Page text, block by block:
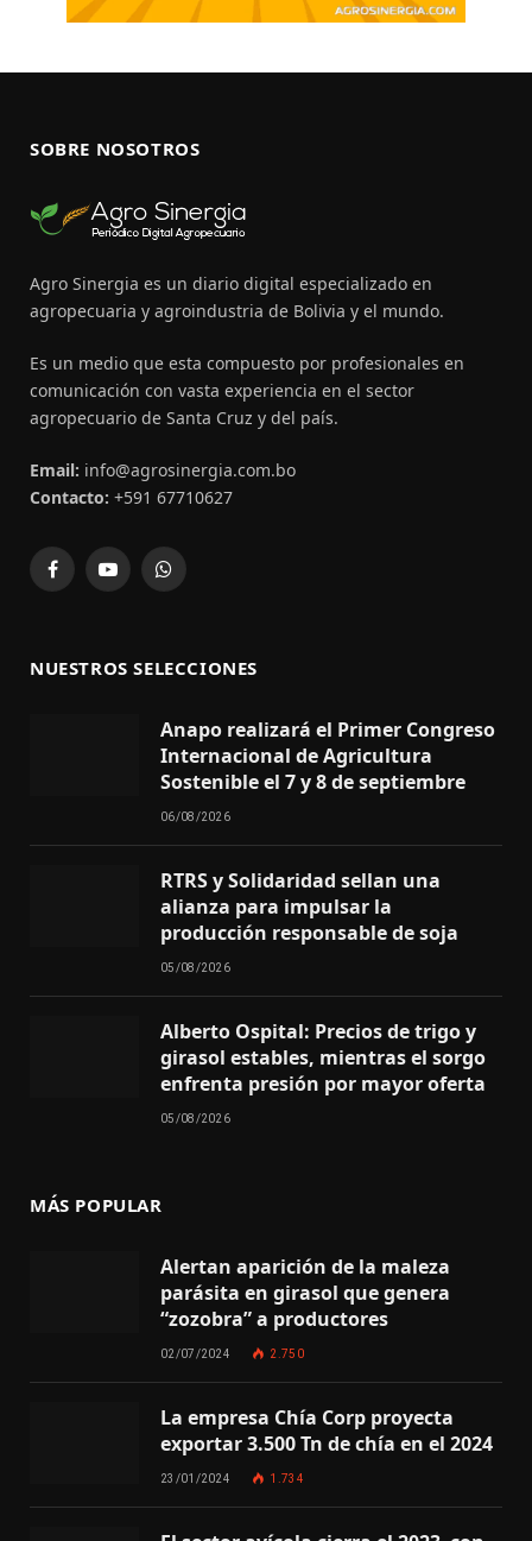
SOBRE NOSOTROS
Agro Sinergia es un diario digital especializado en
agropecuaria y agroindustria de Bolivia y el mundo.
Es un medio que esta compuesto por profesionales en
comunicación con vasta experiencia en el sector
agropecuario de Santa Cruz y del país.
Email: info@agrosinergia.com.bo
Contacto: +591 67710627
FacebookYouTubeWhatsApp
NUESTROS SELECCIONES
Anapo realizará el Primer Congreso
Internacional de Agricultura
Sostenible el 7 y 8 de septiembre
06/08/2026
RTRS y Solidaridad sellan una
alianza para impulsar la
producción responsable de soja
05/08/2026
Alberto Ospital: Precios de trigo y
girasol estables, mientras el sorgo
enfrenta presión por mayor oferta
05/08/2026
MÁS POPULAR
Alertan aparición de la maleza
parásita en girasol que genera
“zozobra” a productores
02/07/2024 2.750
La empresa Chía Corp proyecta
exportar 3.500 Tn de chía en el 2024
23/01/2024 1.734